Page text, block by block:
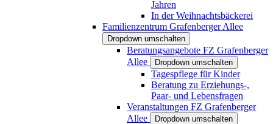
Jahren
In der Weihnachtsbäckerei
Familienzentrum Grafenberger Allee
Dropdown umschalten
Beratungsangebote FZ Grafenberger
Allee
Dropdown umschalten
Tagespflege für Kinder
Beratung zu Erziehungs-,
Paar- und Lebensfragen
Veranstaltungen FZ Grafenberger
Allee
Dropdown umschalten